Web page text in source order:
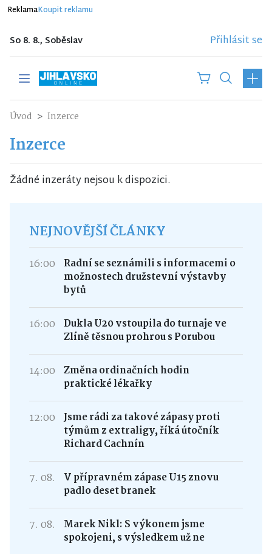
ReklamaKoupit reklamu
So 8. 8., Soběslav Přihlásit se
Úvod Inzerce
Inzerce
Žádné inzeráty nejsou k dispozici.
NEJNOVĚJŠÍ ČLÁNKY
16:00
Radní se seznámili s informacemi o
možnostech družstevní výstavby
bytů
16:00
Dukla U20 vstoupila do turnaje ve
Zlíně těsnou prohrou s Porubou
14:00 Změna ordinačních hodin
praktické lékařky
12:00 Jsme rádi za takové zápasy proti
týmům z extraligy, říká útočník
Richard Cachnín
7. 08.
V přípravném zápase U15 znovu
padlo deset branek
7. 08.
Marek Nikl: S výkonem jsme
spokojeni, s výsledkem už ne